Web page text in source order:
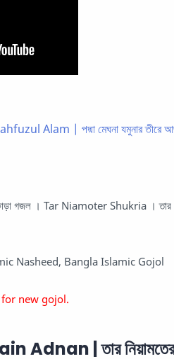
Alam | পদ্মা মেঘনা যমুনার তীরে
গজল । Tar Niamoter Shukria । তার
Nasheed, Bangla Islamic Gojol
new gojol.
| তার